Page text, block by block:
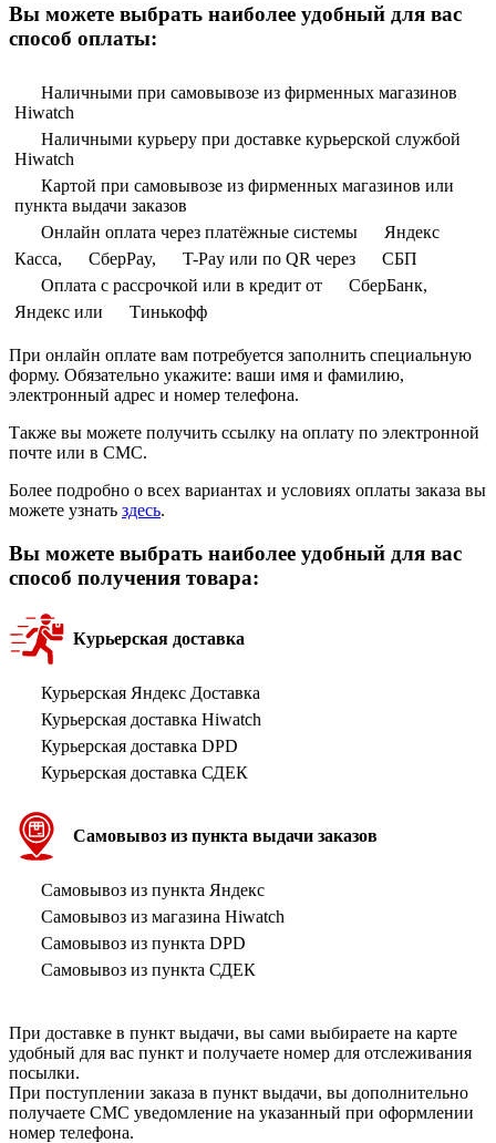
Вы можете выбрать наиболее удобный для вас
способ оплаты:
Наличными при самовывозе из фирменных магазинов
Hiwatch
Наличными курьеру при доставке курьерской службой
Hiwatch
Картой при самовывозе из фирменных магазинов или
пункта выдачи заказов
Онлайн оплата через платёжные системы
Яндекс
Касса,
СберPay, T-Pay или по QR через
СБП
Оплата с рассрочкой или в кредит от
СберБанк,
Яндекс или
Тинькофф
При онлайн оплате вам потребуется заполнить специальную
форму. Обязательно укажите: ваши имя и фамилию,
электронный адрес и номер телефона.
Также вы можете получить ссылку на оплату по электронной
почте или в СМС.
Более подробно о всех вариантах и условиях оплаты заказа вы
можете узнать здесь.
Вы можете выбрать наиболее удобный для вас
способ получения товара:
Курьерская доставка
Курьерская Яндекс Доставка
Курьерская доставка Hiwatch
Курьерская доставка DPD
Курьерская доставка СДЕК
Самовывоз из пункта выдачи заказов
Самовывоз из пункта Яндекс
Самовывоз из магазина Hiwatch
Самовывоз из пункта DPD
Самовывоз из пункта СДЕК
При доставке в пункт выдачи, вы сами выбираете на карте
удобный для вас пункт и получаете номер для отслеживания
посылки.
При поступлении заказа в пункт выдачи, вы дополнительно
получаете СМС уведомление на указанный при оформлении
номер телефона.